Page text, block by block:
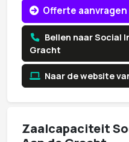
Offerte aanvragen
Bellen naar Social
Gracht
Naar de website van
Zaalcapaciteit